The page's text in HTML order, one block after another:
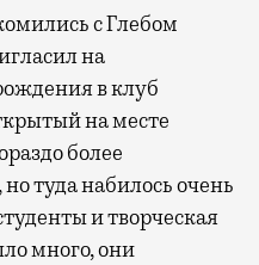
с Глебом
на
в клуб
на месте
более
туда набилось очень
и творческая
много, они